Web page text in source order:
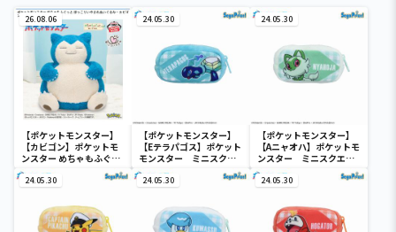
26.08.06
【ポケットモンスター】
【カビゴン】ポケットモ
ンスター めちゃもふぐっ
と ほっこりいやされぬい
ぐるみ～カビゴン～
24.05.30
【ポケットモンスター】
【Eテラパゴス】ポケット
モンスター ミニスクエ
アポーチ
24.05.30
【ポケットモンスター】
【Aニャオハ】ポケットモ
ンスター ミニスクエア
ポーチ
24.05.30 24.05.30 24.05.30